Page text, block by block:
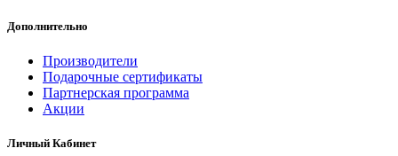
Дополнительно
Производители
Подарочные сертификаты
Партнерская программа
Акции
Личный Кабинет